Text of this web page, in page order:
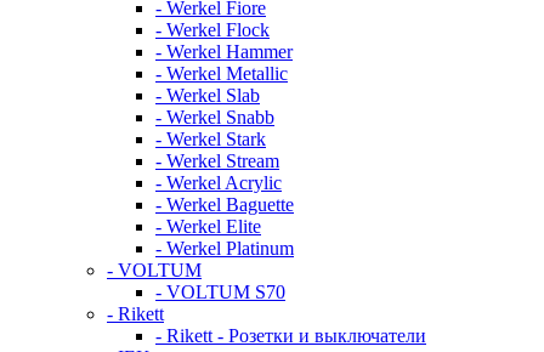
- Werkel Fiore
- Werkel Flock
- Werkel Hammer
- Werkel Metallic
- Werkel Slab
- Werkel Snabb
- Werkel Stark
- Werkel Stream
- Werkel Acrylic
- Werkel Baguette
- Werkel Elite
- Werkel Platinum
- VOLTUM
- VOLTUM S70
- Rikett
- Rikett - Розетки и выключатели